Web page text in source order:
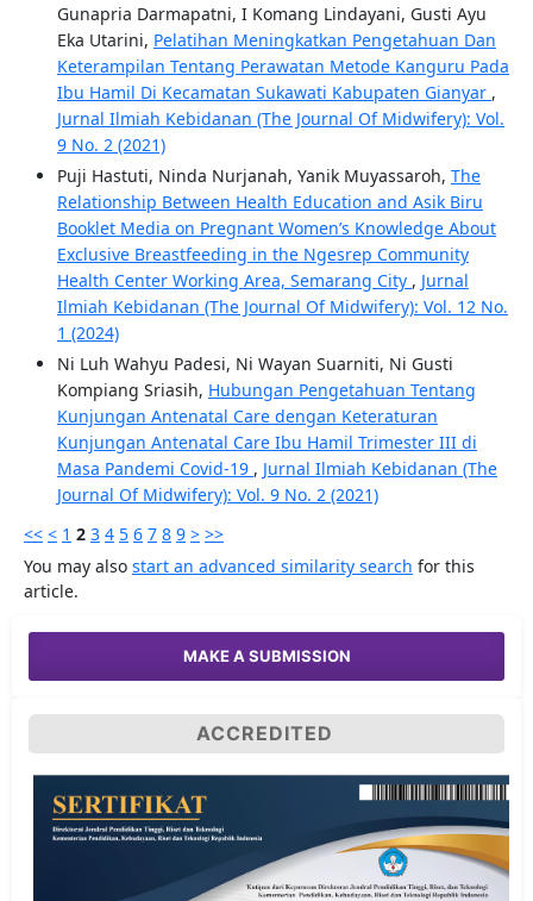
Gunapria Darmapatni, I Komang Lindayani, Gusti Ayu
Eka Utarini, Pelatihan Meningkatkan Pengetahuan Dan
Keterampilan Tentang Perawatan Metode Kanguru Pada
Ibu Hamil Di Kecamatan Sukawati Kabupaten Gianyar ,
Jurnal Ilmiah Kebidanan (The Journal Of Midwifery): Vol.
9 No. 2 (2021)
Puji Hastuti, Ninda Nurjanah, Yanik Muyassaroh, The
Relationship Between Health Education and Asik Biru
Booklet Media on Pregnant Women’s Knowledge About
Exclusive Breastfeeding in the Ngesrep Community
Health Center Working Area, Semarang City , Jurnal
Ilmiah Kebidanan (The Journal Of Midwifery): Vol. 12 No.
1 (2024)
Ni Luh Wahyu Padesi, Ni Wayan Suarniti, Ni Gusti
Kompiang Sriasih, Hubungan Pengetahuan Tentang
Kunjungan Antenatal Care dengan Keteraturan
Kunjungan Antenatal Care Ibu Hamil Trimester III di
Masa Pandemi Covid-19 , Jurnal Ilmiah Kebidanan (The
Journal Of Midwifery): Vol. 9 No. 2 (2021)
<< < 1 2 3 4 5 6 7 8 9 > >>
You may also start an advanced similarity search for this
article.
MAKE A SUBMISSION
ACCREDITED